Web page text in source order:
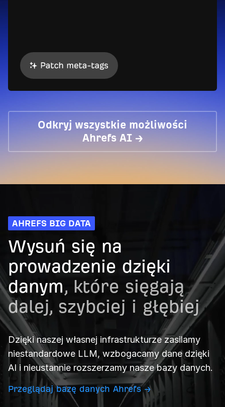
Odkryj wszystkie możliwości
Ahrefs AI →
AHREFS BIG DATA
Wysuń się na
prowadzenie dzięki
danym, które sięgają
dalej, szybciej i głębiej
Dzięki naszej własnej infrastrukturze zasilamy
niestandardowe LLM, wzbogacamy dane dzięki
AI i nieustannie rozszerzamy nasze bazy danych.
Przeglądaj bazę danych Ahrefs →